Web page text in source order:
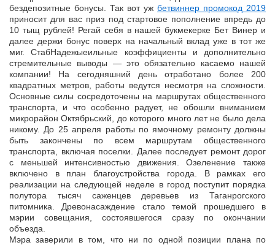
бездепозитные бонусы. Так вот уж бетвиннер промокод 2019
приносит для вас приз под стартовое пополнение впредь до
10 тыщ рублей! Регай себя в нашей букмекерке Бет Винер и
далее держи бонус поверх на начальный вклад уже в тот же
миг. СтабНадежыеильные коэффициенты и дополнительно
стремительные выводы — это обязательно касаемо нашей
компании! На сегодняшний день отработано более 200
квадратных метров, работы ведутся несмотря на сложности.
Основные силы сосредоточены на маршрутах общественного
транспорта, и что особенно радует, не обошли вниманием
микрорайон Октябрьский, до которого много лет не было дела
никому. До 25 апреля работы по ямочному ремонту должны
быть закончены по всем маршрутам общественного
транспорта, включая поселки. Далее последует ремонт дорог
с меньшей интенсивностью движения. Озеленение также
включено в план благоустройства города. В рамках его
реализации на следующей неделе в город поступит порядка
полутора тысяч саженцев деревьев из Таганрогского
питомника. Древонасаждение стало темой прошедшего в
мэрии совещания, состоявшегося сразу по окончании
объезда.
Мэра заверили в том, что ни по одной позиции плана по